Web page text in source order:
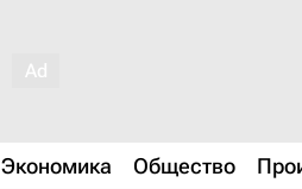
Экономика Общество